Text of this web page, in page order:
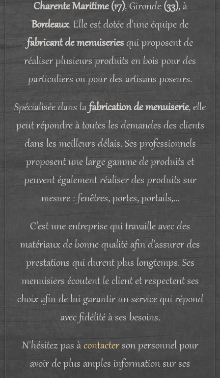
Charente Maritime (17), Gironde (33), à
Bordeaux. Elle est dotée d'une équipe de
fabricant de menuiseriesqui proposent de
réaliser plusieurs produits en bois pour des
particuliers ou pour des artisans poseurs.
Spécialisée dans lafabrication de menuiserie, elle
peut répondre à toutes les demandes des clients
dans les meilleurs délais. Ses professionnels
proposent une large gamme de produits et
peuvent également réaliser des produits sur
mesure : fenêtres, portes, portails,...
C'est une entreprise qui travaille avec des
matériaux de bonne qualité afin d'assurer des
prestations qui durent plus longtemps. Ses
menuisiers écoutent le client et respectent ses
choix afin de lui garantir un service qui répond
avec fidélité à ses besoins.
N'hésitez pas àcontacterson personnel pour
avoir de plus amples information sur ses